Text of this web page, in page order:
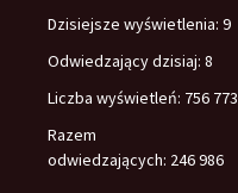
Dzisiejsze wyświetlenia: 9
Odwiedzający dzisiaj: 8
Liczba wyświetleń: 756 773
Razem
odwiedzających: 246 986